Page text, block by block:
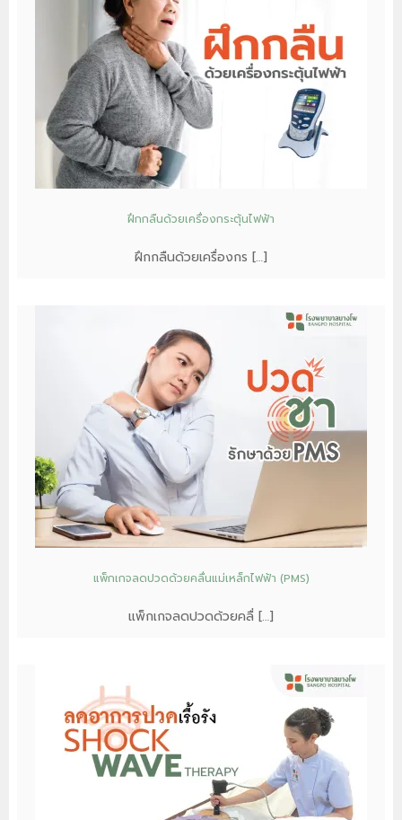
ฝึกกลืนด้วยเครื่องกระตุ้นไฟฟ้า
ฝึกกลืนด้วยเครื่องกร […]
แพ็กเกจลดปวดด้วยคลื่นแม่เหล็กไฟฟ้า (PMS)
แพ็กเกจลดปวดด้วยคลื่ […]